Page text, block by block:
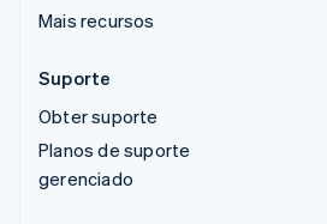
Mais recursos
Suporte
Obter suporte
Planos de suporte
gerenciado